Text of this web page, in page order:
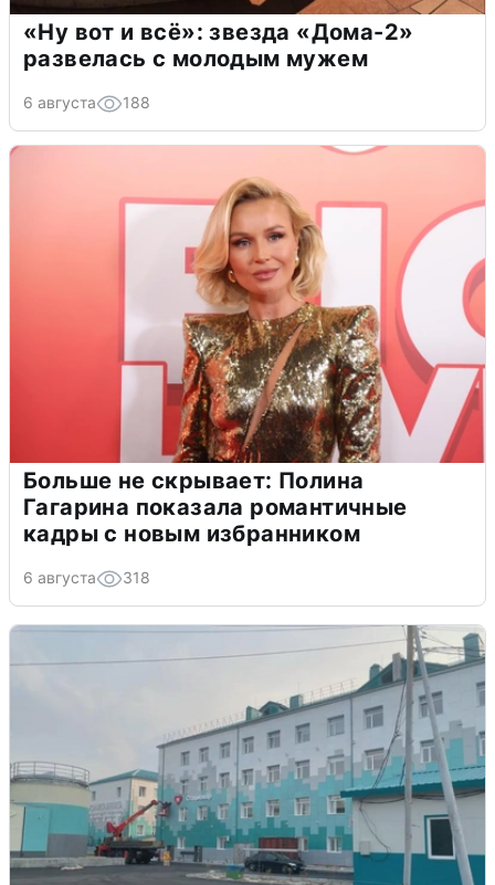
«Ну вот и всё»: звезда «Дома-2»
развелась с молодым мужем
6 августа 188
Больше не скрывает: Полина
Гагарина показала романтичные
кадры с новым избранником
6 августа 318